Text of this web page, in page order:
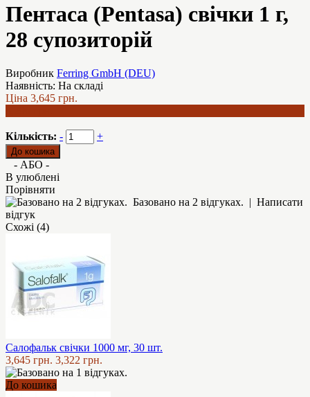
Пентаса (Pentasa) свічки 1 г,
28 супозиторій
Виробник Ferring GmbH (DEU)
Наявність: На складі
Ціна 3,645 грн.
Кількість: - +
- АБО -
В улюблені
Порівняти
Базовано на 2 відгуках. | Написати
відгук
Схожі (4)
Салофальк свічки 1000 мг, 30 шт.
3,645 грн. 3,322 грн.
До кошика